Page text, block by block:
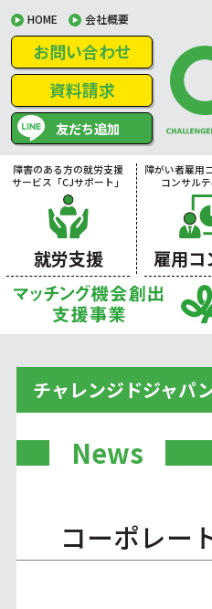
HOME 会社概要
お問い合わせ
資料請求
友だち追加
障害のある方の就労支援
サービス「CJサポート」
就労支援
障がい者雇用
コンサルテ
雇用コ
チャレンジドジャパ
News
コーポレー